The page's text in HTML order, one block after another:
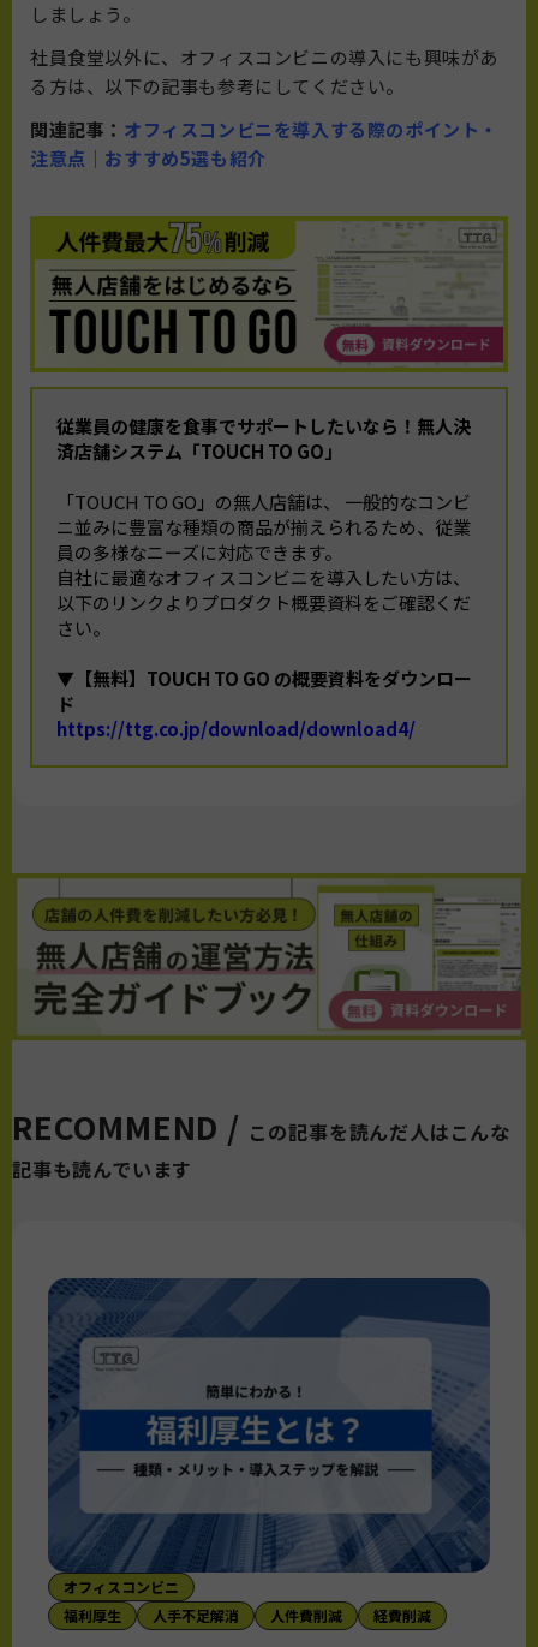
しましょう。
社員食堂以外に、オフィスコンビニの導入にも興味があ
る方は、以下の記事も参考にしてください。
関連記事： オフィスコンビニを導入する際のポイント・
注意点｜おすすめ5選も紹介
従業員の健康を食事でサポートしたいなら！ 無人決
済店舗システム「TOUCH TO GO」
「TOUCH TO GO」の無人店舗は、 一般的なコンビ
ニ並みに豊富な種類の商品が揃えられるため、従業
員の多様なニーズに対応できます。
自社に最適なオフィスコンビニを導入したい方は、
以下のリンクよりプロダクト概要資料をご確認くだ
さい。
▼【無料】TOUCH TO GO の概要資料をダウンロー
ド
https://ttg.co.jp/download/download4/
RECOMMEND / この記事を読んだ人はこんな
記事も読んでいます
オフィスコンビニ
福利厚生
人手不足解消 人件費削減 経費削減